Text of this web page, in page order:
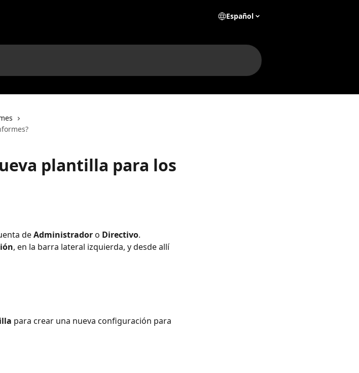
Español
plantilla para los
de Administrador o Directivo.
, en la barra lateral izquierda, y desde allí
para crear una nueva configuración para